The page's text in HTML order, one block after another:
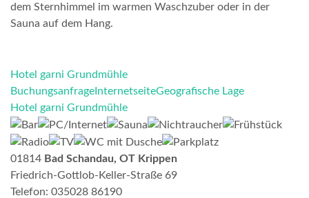
dem Sternhimmel im warmen Waschzuber oder in der
Sauna auf dem Hang.
Hotel garni Grundmühle
Buchungsanfrage InternetseiteGeografische Lage
Hotel garni Grundmühle
01814 Bad Schandau, OT Krippen
Friedrich-Gottlob-Keller-Straße 69
Telefon: 035028 86190